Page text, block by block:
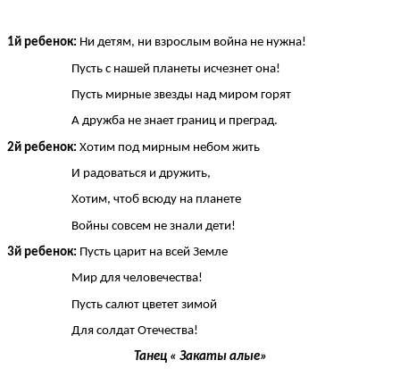
1й ребенок: Ни детям, ни взрослым война не нужна!
Пусть с нашей планеты исчезнет она!
Пусть мирные звезды над миром горят
А дружба не знает границ и преград.
2й ребенок: Хотим под мирным небом жить
И радоваться и дружить,
Хотим, чтоб всюду на планете
Войны совсем не знали дети!
3й ребенок: Пусть царит на всей Земле
Мир для человечества!
Пусть салют цветет зимой
Для солдат Отечества!
Танец « Закаты алые»